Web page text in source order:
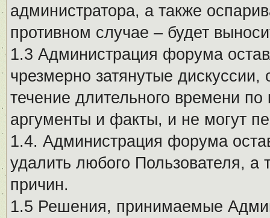
администратора, а также
противном случае – будет
1.3 Администрация форума
чрезмерно затянутые
течение длительного времени
аргументы и факты, и не могут
1.4. Администрация форума
удалить любого Пользователя, а
причин.
1.5 Решения, принимаемые